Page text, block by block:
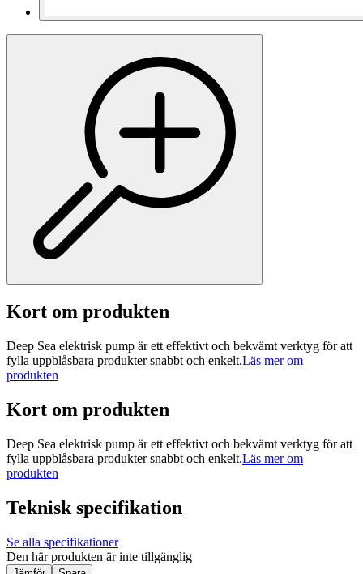
Kort om produkten
Deep Sea elektrisk pump är ett effektivt och bekvämt verktyg för att
fylla uppblåsbara produkter snabbt och enkelt.Läs mer om
produkten
Kort om produkten
Deep Sea elektrisk pump är ett effektivt och bekvämt verktyg för att
fylla uppblåsbara produkter snabbt och enkelt.Läs mer om
produkten
Teknisk specifikation
Se alla specifikationer
Den här produkten är inte tillgänglig